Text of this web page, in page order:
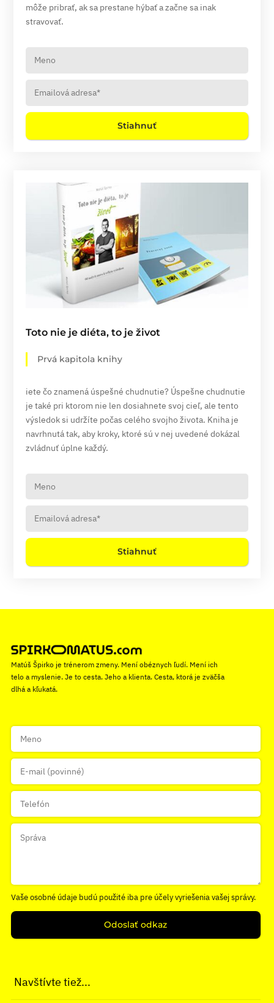
môže pribrať, ak sa prestane hýbať a začne sa inak
stravovať.
Stiahnuť
Toto nie je diéta, to je život
Prvá kapitola knihy
iete čo znamená úspešné chudnutie? Úspešne chudnutie
je také pri ktorom nie len dosiahnete svoj cieľ, ale tento
výsledok si udržíte počas celého svojho života. Kniha je
navrhnutá tak, aby kroky, ktoré sú v nej uvedené dokázal
zvládnuť úplne každý.
Stiahnuť
Matúš Špirko je trénerom zmeny. Mení obéznych ľudí. Mení ich
telo a myslenie. Je to cesta. Jeho a klienta. Cesta, ktorá je zväčša
dlhá a kľukatá.
Vaše osobné údaje budú použité iba pre účely vyriešenia vašej správy.
Odoslať odkaz
Navštívte tiež...